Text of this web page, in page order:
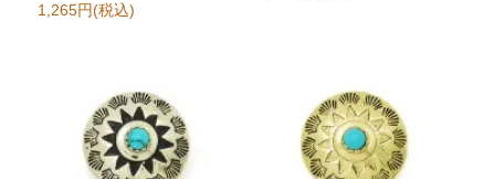
1,265円(税込)